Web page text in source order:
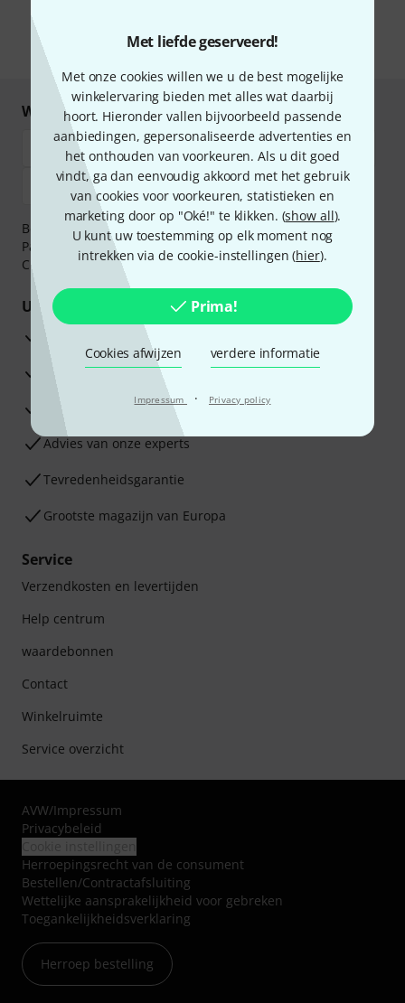
Met liefde geserveerd!
Met onze cookies willen we u de best mogelijke
winkelervaring bieden met alles wat daarbij
hoort. Hieronder vallen bijvoorbeeld passende
aanbiedingen, gepersonaliseerde advertenties en
het onthouden van voorkeuren. Als u dit goed
vindt, ga dan eenvoudig akkoord met het gebruik
van cookies voor voorkeuren, statistieken en
marketing door op "Oké!" te klikken. (show all).
U kunt uw toestemming op elk moment nog
intrekken via de cookie-instellingen (hier).
Prima!
Cookies afwijzen verdere informatie
Impressum · Privacy policy
* Benodigd
Winkel en betaal veilig
Betaalt u veilig en vertrouwd met Bankoverschrijving,
PayPal, iDEAL,Klarna Betaal Nu, Klarna Betaal in 3of
Creditcard.
Uw voordelen
3 jaar Thomann garantie
30 dagen Money Back-garantie
Reparatie Service
Advies van onze experts
Tevredenheidsgarantie
Grootste magazijn van Europa
Service
Verzendkosten en levertijden
Help centrum
waardebonnen
Contact
Winkelruimte
Service overzicht
AVW/Impressum
Privacybeleid
Herroepingsrecht van de consument
Bestellen/Contractafsluiting
Wettelijke aansprakelijkheid voor gebreken
Toegankelijkheidsverklaring
Herroep bestelling